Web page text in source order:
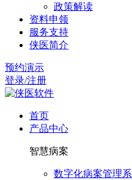
政策解读
资料申领
服务支持
侠医简介
预约演示
登录/注册
首页
产品中心
智慧病案
数字化病案管理